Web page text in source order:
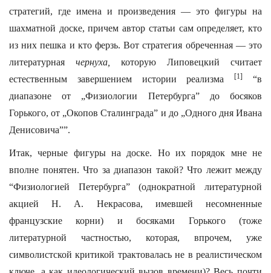
стратегий, где имена и произведения — это фигуры на
шахматной доске, причем автор статьи сам определяет, кто
из них пешка и кто ферзь. Вот стратегия обреченная — это
литературная чернуха,
которую Липовецкий считает
естественным завершением истории реализма[1]
“в
диапазоне от „Физиологии Петербурга” до босяков
Горького, от „Окопов Сталинграда” и до „Одного дня Ивана
Денисовича””.
Итак, черные фигуры на доске. Но их порядок мне не
вполне понятен. Что за диапазон такой? Что лежит между
“Физиологией Петербурга” (однократной литературной
акцией Н. А. Некрасова, имевшей несомненные
французские корни) и босяками Горького (тоже
литературной частностью, которая, впрочем, уже
символистской критикой трактовалась не в реалистическом